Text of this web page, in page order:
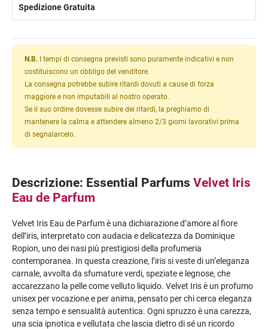
Spedizione Gratuita
N.B. I tempi di consegna previsti sono puramente indicativi e non
costituiscono un obbligo del venditore.
La consegna potrebbe subire ritardi dovuti a cause di forza
maggiore e non imputabili al nostro operato.
Se il suo ordine dovesse subire dei ritardi, la preghiamo di
mantenere la calma e attendere almeno 2/3 giorni lavorativi prima
di segnalarcelo.
Descrizione: Essential Parfums Velvet Iris
Eau de Parfum
Velvet Iris Eau de Parfum è una dichiarazione d’amore al fiore
dell’iris, interpretato con audacia e delicatezza da Dominique
Ropion, uno dei nasi più prestigiosi della profumeria
contemporanea. In questa creazione, l’iris si veste di un’eleganza
carnale, avvolta da sfumature verdi, speziate e legnose, che
accarezzano la pelle come velluto liquido. Velvet Iris è un profumo
unisex per vocazione e per anima, pensato per chi cerca eleganza
senza tempo e sensualità autentica. Ogni spruzzo è una carezza,
una scia ipnotica e vellutata che lascia dietro di sé un ricordo